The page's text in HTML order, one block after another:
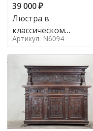
39 000₽
Люстра в
классическом
итальянском стиле на
10 ламп. в стиле
Артикул: N6094